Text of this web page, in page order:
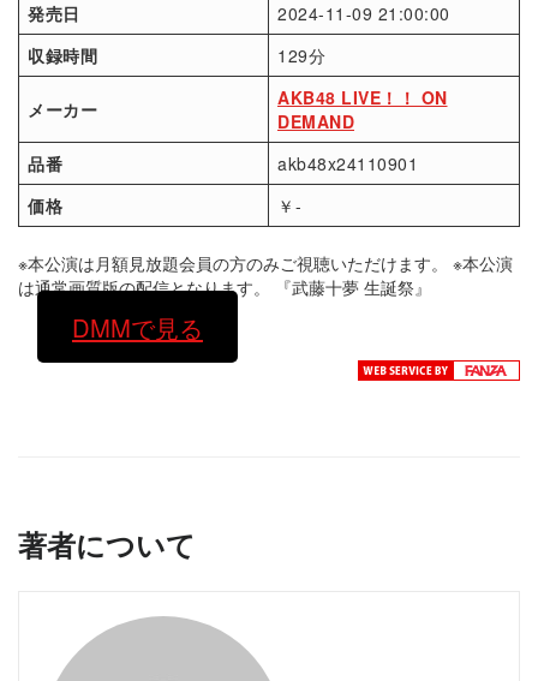
発売日
2024-11-09 21:00:00
収録時間
129分
メーカー
AKB48 LIVE！！ ON
DEMAND
品番
akb48x24110901
価格
￥-
※本公演は月額見放題会員の方のみご視聴いただけます。 ※本公演
は通常画質版の配信となります。 『武藤十夢 生誕祭』
DMMで見る
著者について